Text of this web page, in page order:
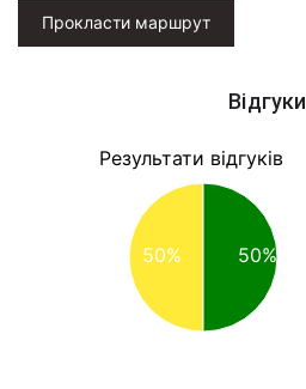
Прокласти маршрут
Відгуки
Результати відгуків
50%
50%